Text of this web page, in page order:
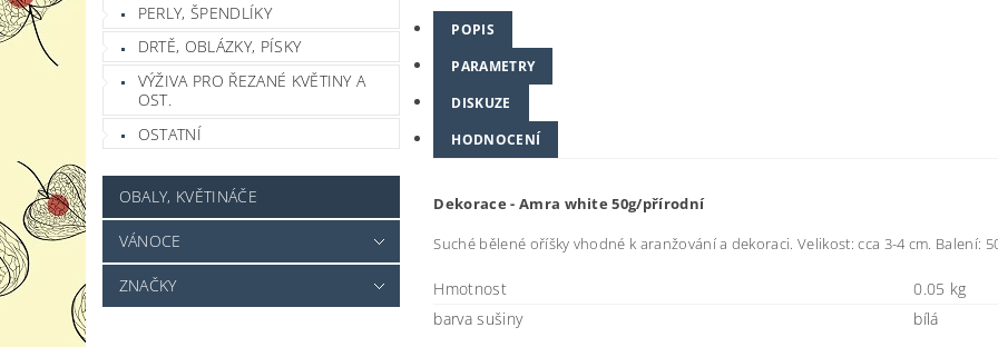
PERLY, ŠPENDLÍKY
DRTĚ, OBLÁZKY, PÍSKY
VÝŽIVA PRO ŘEZANÉ KVĚTINY A
OST.
OSTATNÍ
OBALY, KVĚTINÁČE
VÁNOCE
ZNAČKY
POPIS
PARAMETRY
DISKUZE
HODNOCENÍ
Dekorace - Amra white 50g/přírodní
Suché bělené oříšky vhodné k aranžování a dekoraci. Velikost: cca 3-4 cm. Balení:
Hmotnost
0.05 kg
barva sušiny
bílá